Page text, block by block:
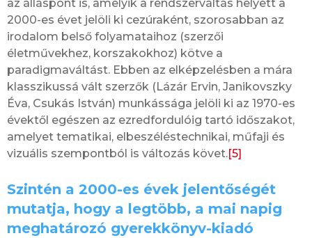
az álláspont is, amelyik a rendszerváltás helyett a
2000-es évet jelöli ki cezúraként, szorosabban az
irodalom belső folyamataihoz (szerzői
életművekhez, korszakokhoz) kötve a
paradigmaváltást. Ebben az elképzelésben a mára
klasszikussá vált szerzők (Lázár Ervin, Janikovszky
Éva, Csukás István) munkássága jelöli ki az 1970-es
évektől egészen az ezredfordulóig tartó időszakot,
amelyet tematikai, elbeszéléstechnikai, műfaji és
vizuális szempontból is változás követ.[5]
Szintén a 2000-es évek jelentőségét
mutatja, hogy a legtöbb, a mai napig
meghatározó gyerekkönyv-kiadó